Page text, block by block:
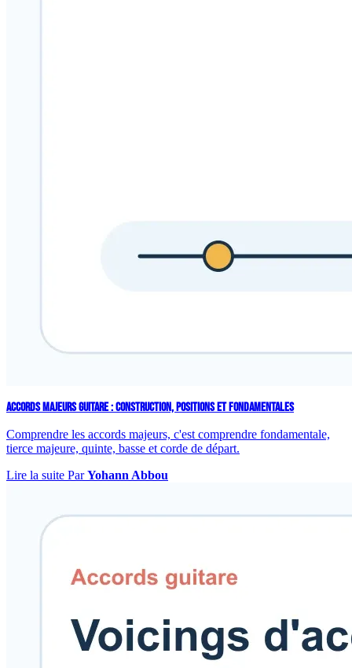
ACCORDS MAJEURS GUITARE : CONSTRUCTION, POSITIONS ET FONDAMENTALES
Comprendre les accords majeurs, c'est comprendre fondamentale,
tierce majeure, quinte, basse et corde de départ.
Lire la suite ParYohann Abbou